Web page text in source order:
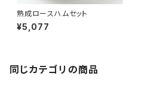
熟成ロースハムセット
¥5,077
同じカテゴリの商品